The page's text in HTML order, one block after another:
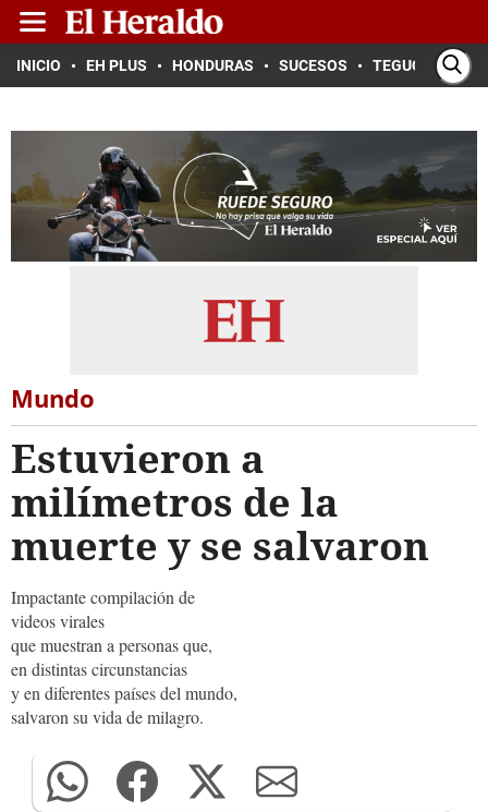
INICIO EH PLUS HONDURAS SUCESOS TEGUCIGALPA
Mundo
Estuvieron a
milímetros de la
muerte y se salvaron
Impactante compilación de
videos virales
que muestran a personas que,
en distintas circunstancias
y en diferentes países del mundo,
salvaron su vida de milagro.